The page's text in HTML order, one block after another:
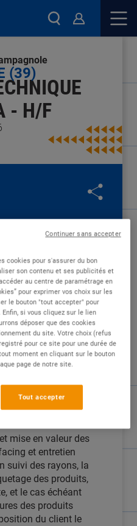
- H/F
(39)
technique
à pourvoir
jura. Vous
image & son et
de la grande
hifi, vidéo,
Vos missions
mise en valeur des
et entretien
suivi des rayons, la
des produits,
et le cas échéant
des produits
du client le
cookies pour s'assurer du bon
son contenu et ses publicités et
au centre de paramétrage en
pour exprimer vos choix sur les
le bouton "tout accepter" pour
si vous cliquez sur le lien
déposer que des cookies
du site. Votre choix (refus
pour ce site pour une durée de
moment en cliquant sur le bouton
page de notre site.
Tout accepter
Continuer sans accepter